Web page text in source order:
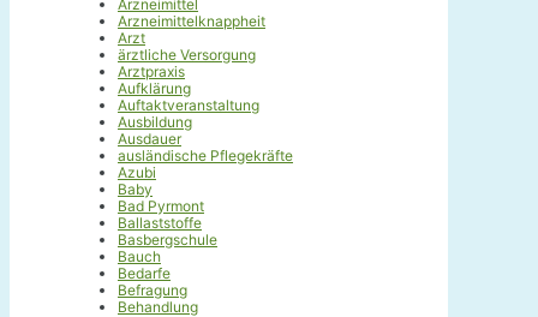
Arzneimittel
Arzneimittelknappheit
Arzt
ärztliche Versorgung
Arztpraxis
Aufklärung
Auftaktveranstaltung
Ausbildung
Ausdauer
ausländische Pflegekräfte
Azubi
Baby
Bad Pyrmont
Ballaststoffe
Basbergschule
Bauch
Bedarfe
Befragung
Behandlung